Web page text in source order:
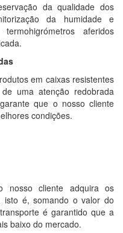
da qualidade dos
da humidade e
aferidos
em caixas resistentes
uma atenção redobrada
que o nosso cliente
condições.
nosso cliente adquira os
isto é, somando o valor do
é garantido que a
baixo do mercado.